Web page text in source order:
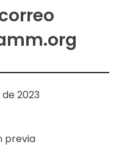
2023
previa